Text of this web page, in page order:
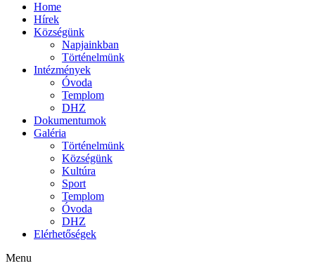
Home
Hírek
Községünk
Napjainkban
Történelmünk
Intézmények
Óvoda
Templom
DHZ
Dokumentumok
Galéria
Történelmünk
Községünk
Kultúra
Sport
Templom
Óvoda
DHZ
Elérhetőségek
Menu